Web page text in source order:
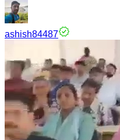
ashish84487